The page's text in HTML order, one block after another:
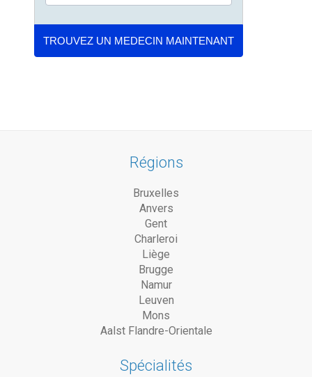
Régions
Bruxelles
Anvers
Gent
Charleroi
Liège
Brugge
Namur
Leuven
Mons
Aalst Flandre-Orientale
Spécialités